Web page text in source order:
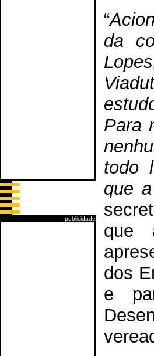
publicidade
“
da
Para
todo
que
que
dos
e